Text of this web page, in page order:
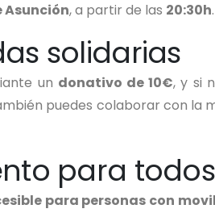
Asunción, a partir de las 20:30h.
solidarias
un donativo de 10€, y si
puedes colaborar con la
para todos
para personas con